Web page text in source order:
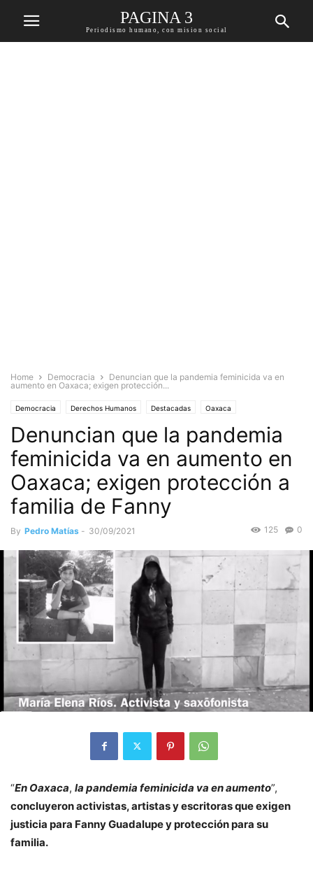
PAGINA 3
Periodismo humano, con mision social
Home Democracia
Denuncian que la pandemia feminicida va en
aumento en Oaxaca; exigen protección...
Democracia Derechos Humanos Destacadas Oaxaca
Estado de Oaxaca Violencia contra las mujeres
Violencia y Seguridad
Denuncian que la pandemia
feminicida va en aumento en
Oaxaca; exigen protección a
familia de Fanny
By Pedro Matías - 30/09/2021 0
125
“En Oaxaca, la pandemia feminicida va en aumento”,
concluyeron activistas, artistas y escritoras que exigen
justicia para Fanny Guadalupe y protección para su
familia.